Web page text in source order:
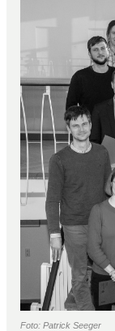
Foto: Patrick Seeger